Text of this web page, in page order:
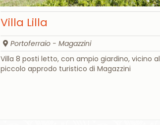
Villa Lilla
Portoferraio - Magazzini
Villa 8 posti letto, con ampio giardino, vicino al
piccolo approdo turistico di Magazzini